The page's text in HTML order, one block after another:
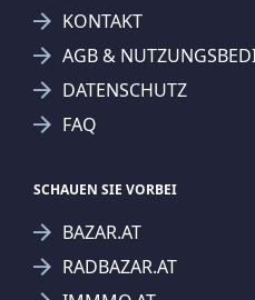
KONTAKT
AGB &
DATENSCHUTZ
FAQ
SCHAUEN SIE VORBEI
BAZAR.AT
RADBAZAR.AT